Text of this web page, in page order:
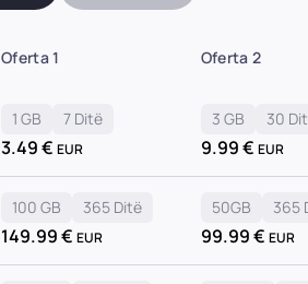
Oferta 1 Oferta 2
1 GB 7 Ditë
3.49€ EUR
3 GB 30
9.99€ EUR
100 GB 365 Ditë
149.99€ EUR
50GB 365
99.99€ EUR